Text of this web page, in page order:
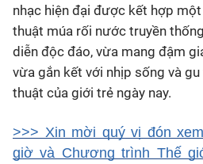
nhạc hiện đại được kết hợp
thuật múa rối nước truyền
diễn độc đáo, vừa mang đậm
vừa gắn kết với nhịp sống và
thuật của giới trẻ ngày nay.
>>> Xin mời quý vị đón
giờ và Chương trình Thế